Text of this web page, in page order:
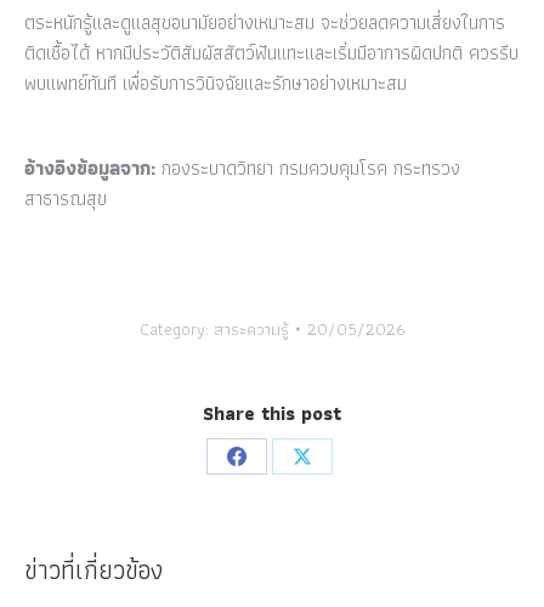
ตระหนักรู้และดูแลสุขอนามัยอย่างเหมาะสม จะช่วยลดความเสี่ยงในการ
ติดเชื้อได้ หากมีประวัติสัมผัสสัตว์ฟันแทะและเริ่มมีอาการผิดปกติ ควรรีบ
พบแพทย์ทันที เพื่อรับการวินิจฉัยและรักษาอย่างเหมาะสม
อ้างอิงข้อมูลจาก: กองระบาดวิทยา กรมควบคุมโรค กระทรวง
สาธารณสุข
Category: สาระความรู้ 20/05/2026
Share this post
Share
Share
ข่าวที่เกี่ยวข้อง